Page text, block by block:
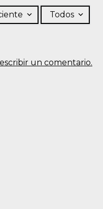
un comentario.
Todos